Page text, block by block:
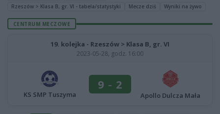
Rzeszów > Klasa B, gr. VI - tabela/statystyki
Mecze dziś Wyniki na żywo
CENTRUM MECZOWE
19. kolejka - Rzeszów > Klasa B, gr. VI
2023-05-28, godz. 16:00
KS SMP Tuszyma
9 - 2
Apollo Dulcza Mała